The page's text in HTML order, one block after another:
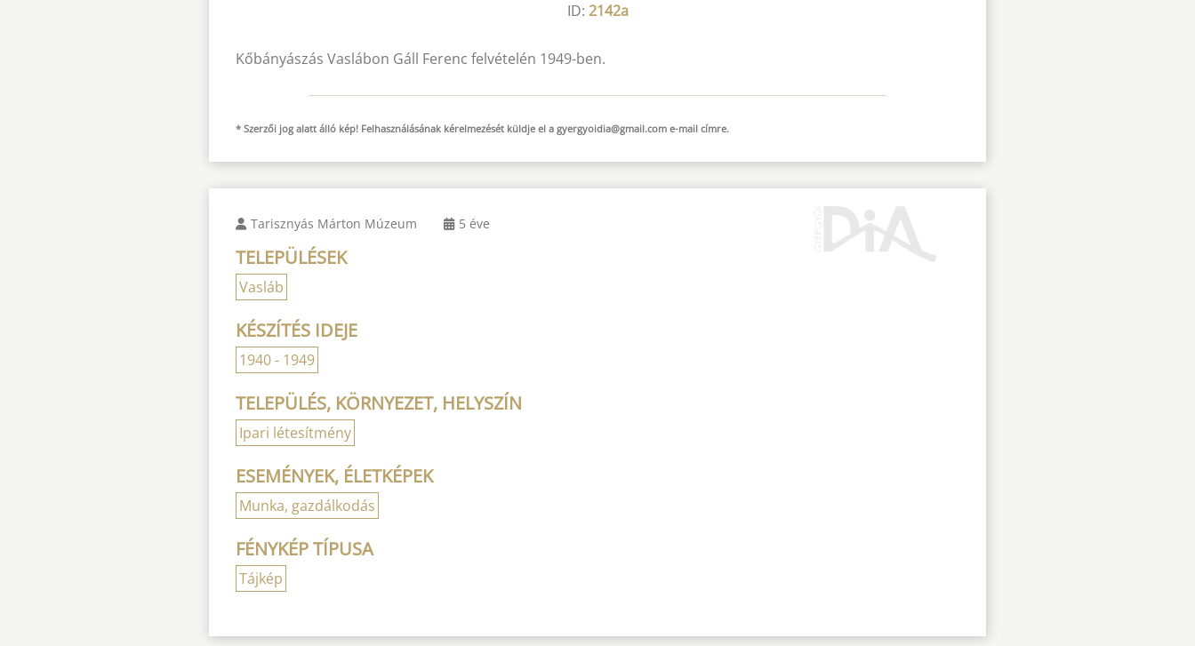
ID: 2142a
Kőbányászás Vaslábon Gáll Ferenc felvételén 1949-ben.
* Szerzői jog alatt álló kép! Felhasználásának kérelmezését küldje el agyergyoidia@gmail.com e-mailcímre.
Tarisznyás Márton Múzeum 5 éve
TELEPÜLÉSEK
Vasláb
KÉSZÍTÉS IDEJE
1940 - 1949
TELEPÜLÉS, KÖRNYEZET, HELYSZÍN
Ipari létesítmény
ESEMÉNYEK, ÉLETKÉPEK
Munka, gazdálkodás
FÉNYKÉP TÍPUSA
Tájkép